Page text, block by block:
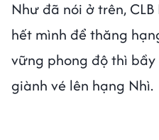
Như đã nói ở trên,
hết mình để thăng
vững phong độ thì bầy
giành vé lên hạng Nhì.